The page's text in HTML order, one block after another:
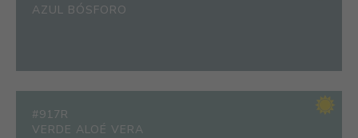
AZUL BÓSFORO
#917R
VERDE ALOÉ VERA